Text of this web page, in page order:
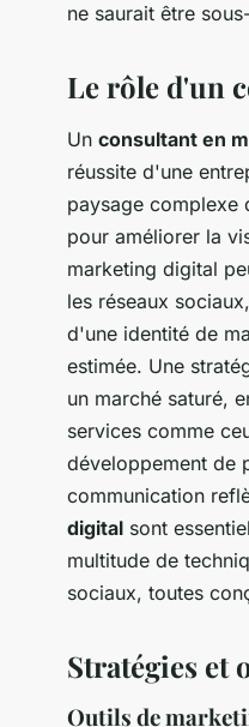
ne saurait être
Le rôle d'un
Un consultant en
réussite d'une
paysage complexe
pour améliorer la
marketing digital
les réseaux
d'une identité de
estimée. Une
un marché saturé,
services comme
développement de
communication
digital sont
multitude de
sociaux, toutes
Stratégies et
Outils de